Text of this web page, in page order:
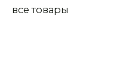
все товары